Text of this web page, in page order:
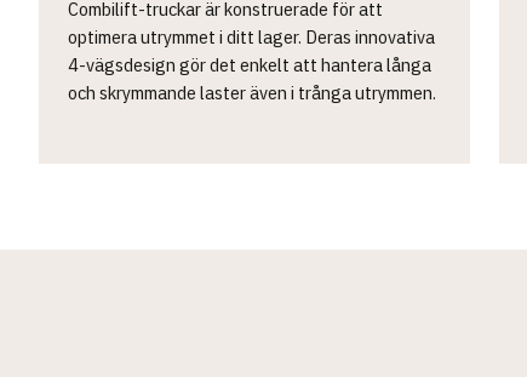
Combilift-truckar är konstruerade för att
optimera utrymmet i ditt lager. Deras innovativa
4-vägsdesign gör det enkelt att hantera långa
och skrymmande laster även i trånga utrymmen.